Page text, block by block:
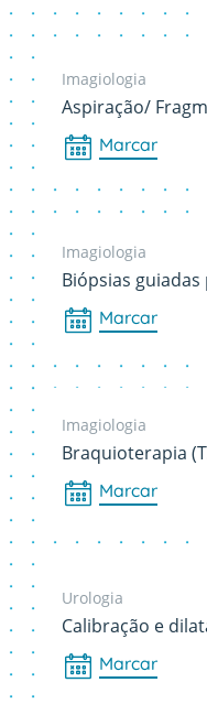
Imagiologia
Aspiração/
Marcar
Imagiologia
Biópsias guiadas
Marcar
Imagiologia
Braquioterapia
Marcar
Urologia
Calibração e
Marcar